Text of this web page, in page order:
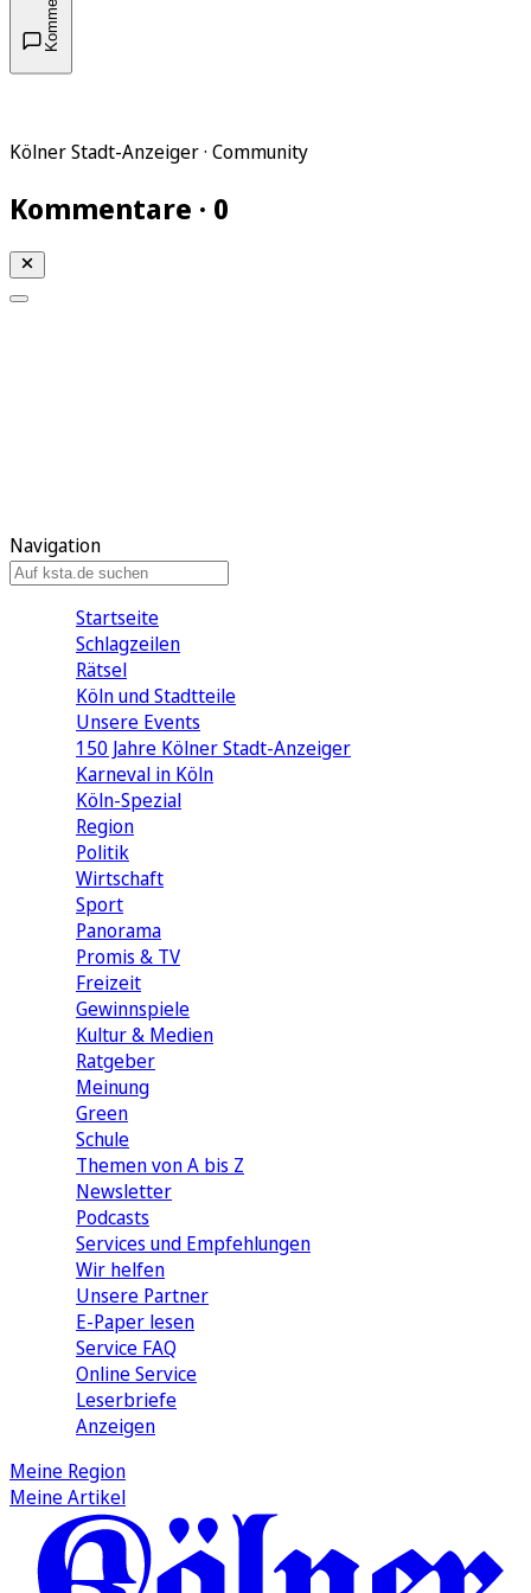
Kölner Stadt-Anzeiger · Community
Kommentare · 0
Navigation
Startseite
Schlagzeilen
Rätsel
Köln und Stadtteile
Unsere Events
150 Jahre Kölner Stadt-Anzeiger
Karneval in Köln
Köln-Spezial
Region
Politik
Wirtschaft
Sport
Panorama
Promis & TV
Freizeit
Gewinnspiele
Kultur & Medien
Ratgeber
Meinung
Green
Schule
Themen von A bis Z
Newsletter
Podcasts
Services und Empfehlungen
Wir helfen
Unsere Partner
E-Paper lesen
Service FAQ
Online Service
Leserbriefe
Anzeigen
Meine Region
Meine Artikel